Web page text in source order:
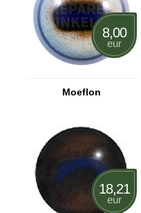
Moeflon
8,00
eur
18,21
eur